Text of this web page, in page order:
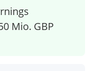
Mio. GBP